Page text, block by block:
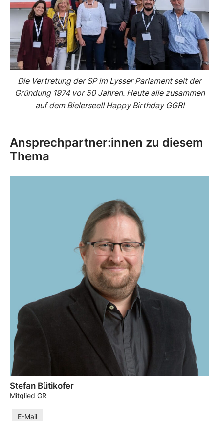
Die Vertretung der SP im Lysser Parlament seit der
Gründung 1974 vor 50 Jahren. Heute alle zusammen
auf dem Bielersee!! Happy Birthday GGR!
Ansprechpartner:innen zu diesem
Thema
Stefan Bütikofer
Mitglied GR
E-Mail